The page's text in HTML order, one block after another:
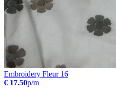
Embroidery Fleur 16
€ 17.50p/m